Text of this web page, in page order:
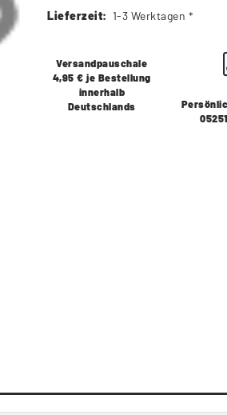
Lieferzeit: 1-3 Werktagen *
Versandpauschale
4,95 € je Bestellung
innerhalb
Deutschlands